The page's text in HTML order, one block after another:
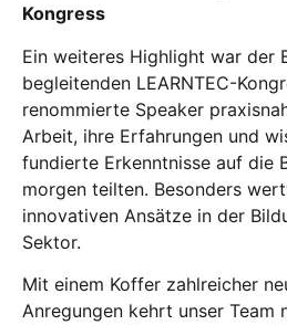
Kongress
Ein weiteres Highlight war der
begleitenden LEARNTEC-
renommierte Speaker
Arbeit, ihre Erfahrungen und
fundierte Erkenntnisse auf die
morgen teilten. Besonders
innovativen Ansätze in der
Sektor.
Mit einem Koffer zahlreicher
Anregungen kehrt unser Team